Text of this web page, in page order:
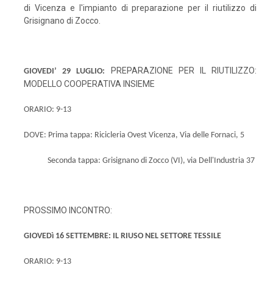
di Vicenza e l'impianto di preparazione per il riutilizzo di
Grisignano di Zocco.
GIOVEDI’ 29 LUGLIO:
PREPARAZIONE PER IL RIUTILIZZO:
MODELLO COOPERATIVA INSIEME
ORARIO: 9-13
DOVE: Prima tappa: Ricicleria Ovest Vicenza, Via delle Fornaci, 5
Seconda tappa: Grisignano di Zocco (VI), via Dell'Industria 37
PROSSIMO INCONTRO:
GIOVEDì 16 SETTEMBRE: IL RIUSO NEL SETTORE TESSILE
ORARIO: 9-13